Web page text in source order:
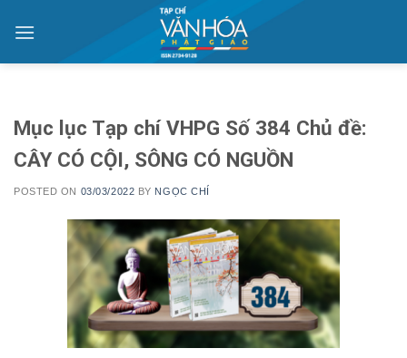
Mục lục Tạp chí VHPG Số 384 Chủ đề:
CÂY CÓ CỘI, SÔNG CÓ NGUỒN
POSTED ON 03/03/2022 BY NGỌC CHÍ